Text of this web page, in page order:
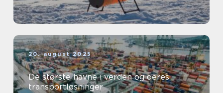
20. august 2025
De største havne i verden og deres
transportløsninger